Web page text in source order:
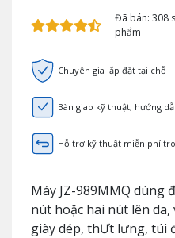
Đã bán: 308
phẩm
Chuyên gia lắp đặt tại chỗ
Bàn giao kỹ thuật, hướng
Hỗ trợ kỹ thuật miễn phí
Máy JZ-989MMQ dùng
nút hoặc hai nút lên da,
giày dép, thƯt lưng, túi